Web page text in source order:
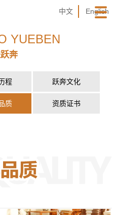
中文 English
YUEBEN
奔
程 跃奔文化
质 资质证书